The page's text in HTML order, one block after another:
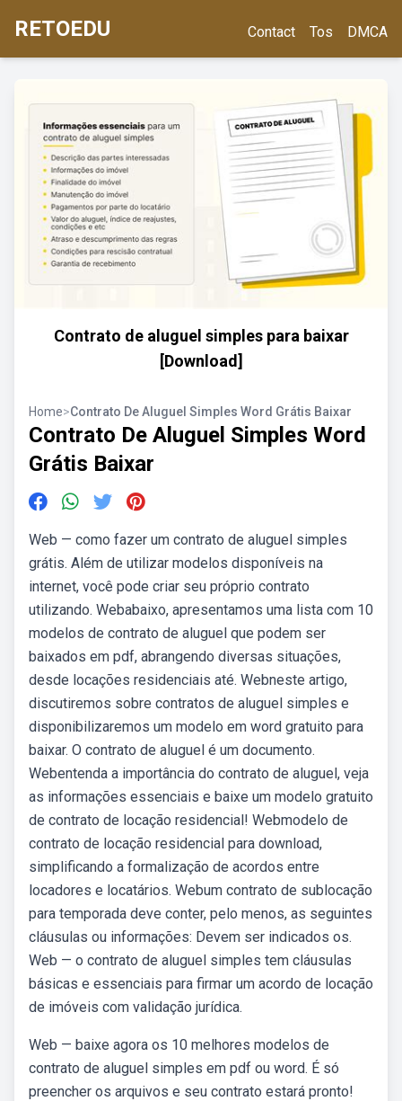
RETOEDU Contact Tos DMCA
Contrato de aluguel simples para baixar
[Download]
Home>Contrato De Aluguel Simples Word Grátis Baixar
Contrato De Aluguel Simples Word
Grátis Baixar
Web — como fazer um contrato de aluguel simples
grátis. Além de utilizar modelos disponíveis na
internet, você pode criar seu próprio contrato
utilizando. Webabaixo, apresentamos uma lista com 10
modelos de contrato de aluguel que podem ser
baixados em pdf, abrangendo diversas situações,
desde locações residenciais até. Webneste artigo,
discutiremos sobre contratos de aluguel simples e
disponibilizaremos um modelo em word gratuito para
baixar. O contrato de aluguel é um documento.
Webentenda a importância do contrato de aluguel, veja
as informações essenciais e baixe um modelo gratuito
de contrato de locação residencial! Webmodelo de
contrato de locação residencial para download,
simplificando a formalização de acordos entre
locadores e locatários. Webum contrato de sublocação
para temporada deve conter, pelo menos, as seguintes
cláusulas ou informações: Devem ser indicados os.
Web — o contrato de aluguel simples tem cláusulas
básicas e essenciais para firmar um acordo de locação
de imóveis com validação jurídica.
Web — baixe agora os 10 melhores modelos de
contrato de aluguel simples em pdf ou word. É só
preencher os arquivos e seu contrato estará pronto!